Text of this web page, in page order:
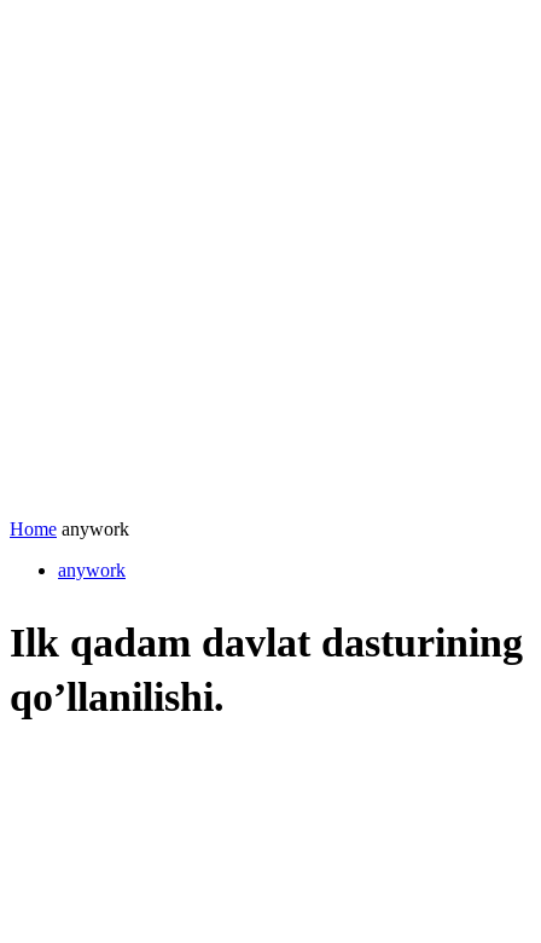
Home anywork
anywork
Ilk qadam davlat dasturining
qo’llanilishi.